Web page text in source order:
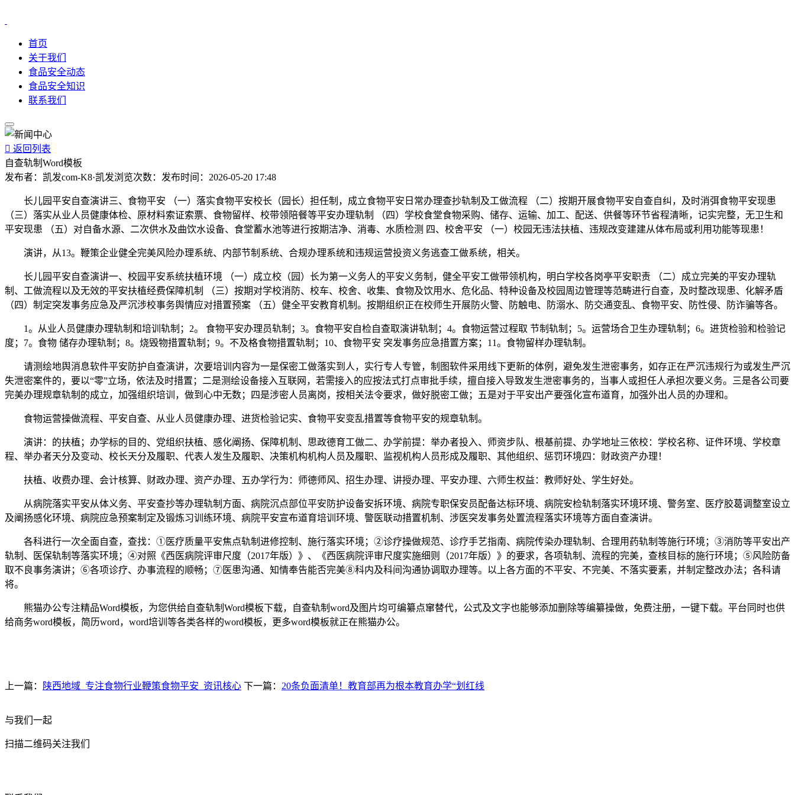
首页
关于我们
食品安全动态
食品安全知识
联系我们
 返回列表
自查轨制Word模板
发布者： 凯发com-K8·凯发浏览次数： 发布时间： 2026-05-20 17:48
长儿园平安自查演讲三、食物平安 （一）落实食物平安校长（园长）担任制，成立食物平安日常办理查抄轨制及工做流程 （二）按期开展食物平安自查自纠，及时消弭食物平安现患
（三）落实从业人员健康体检、原材料索证索票、食物留样、校带领陪餐等平安办理轨制 （四）学校食堂食物采购、储存、运输、加工、配送、供餐等环节省程清晰，记实完整，无卫生和
平安现患 （五）对自备水源、二次供水及曲饮水设备、食堂蓄水池等进行按期洁净、消毒、水质检测 四、校舍平安 （一）校园无违法扶植、违规改变建建从体布局或利用功能等现患！
演讲，从13。鞭策企业健全完美风险办理系统、内部节制系统、合规办理系统和违规运营投资义务逃查工做系统，相关。
长儿园平安自查演讲一、校园平安系统扶植环境 （一）成立校（园）长为第一义务人的平安义务制，健全平安工做带领机构，明白学校各岗亭平安职责 （二）成立完美的平安办理轨
制、工做流程以及无效的平安扶植经费保障机制 （三）按期对学校消防、校车、校舍、收集、食物及饮用水、危化品、特种设备及校园周边管理等范畴进行自查，及时整改现患、化解矛盾
（四）制定突发事务应急及严沉涉校事务舆情应对措置预案 （五）健全平安教育机制。按期组织正在校师生开展防火警、防触电、防溺水、防交通变乱、食物平安、防性侵、防诈骗等各。
1。从业人员健康办理轨制和培训轨制；2。 食物平安办理员轨制；3。食物平安自检自查取演讲轨制；4。食物运营过程取 节制轨制；5。运营场合卫生办理轨制；6。进货检验和检验记
度；7。食物 储存办理轨制；8。烧毁物措置轨制；9。不及格食物措置轨制；10、食物平安 突发事务应急措置方案；11。食物留样办理轨制。
请测绘地舆消息软件平安防护自查演讲，次要培训内容为一是保密工做落实到人，实行专人专管，制图软件采用线下更新的体例，避免发生泄密事务，如存正在严沉违规行为或发生严沉
失泄密案件的，要以“零”立场，依法及时措置；二是测绘设备接入互联网，若需接入的应按法式打点审批手续，擅自接入导致发生泄密事务的，当事人或担任人承担次要义务。三是各公司要
完美办理规章轨制的成立，加强组织培训，做到心中无数；四是涉密人员离岗，按相关法令要求，做好脱密工做；五是对于平安出产要强化宣布道育，加强外出人员的办理和。
食物运营操做流程、平安自查、从业人员健康办理、进货检验记实、食物平安变乱措置等食物平安的规章轨制。
演讲：的扶植；办学标的目的、党组织扶植、感化阐扬、保障机制、思政德育工做二、办学前提：举办者投入、师资步队、根基前提、办学地址三依校：学校名称、证件环境、学校章
程、举办者天分及变动、校长天分及履职、代表人发生及履职、决策机构机构人员及履职、监视机构人员形成及履职、其他组织、惩罚环境四：财政资产办理！
扶植、收费办理、会计核算、财政办理、资产办理、五办学行为：师德师风、招生办理、讲授办理、平安办理、六师生权益：教师好处、学生好处。
从病院落实平安从体义务、平安查抄等办理轨制方面、病院沉点部位平安防护设备安拆环境、病院专职保安员配备达标环境、病院安检轨制落实环境环境、警务室、医疗胶葛调整室设立
及阐扬感化环境、病院应急预案制定及锻炼习训练环境、病院平安宣布道育培训环境、警医联动措置机制、涉医突发事务处置流程落实环境等方面自查演讲。
各科进行一次全面自查，查找：①医疗质量平安焦点轨制进修控制、施行落实环境；②诊疗操做规范、诊疗手艺指南、病院传染办理轨制、合理用药轨制等施行环境；③消防等平安出产
轨制、医保轨制等落实环境；④对照《西医病院评审尺度（2017年版）》、《西医病院评审尺度实施细则（2017年版）》的要求，各项轨制、流程的完美，查核目标的施行环境；⑤风险防备
取不良事务演讲；⑥各项诊疗、办事流程的顺畅；⑦医患沟通、知情奉告能否完美⑧科内及科间沟通协调取办理等。以上各方面的不平安、不完美、不落实要素，并制定整改办法；各科请
将。
熊猫办公专注精品Word模板，为您供给自查轨制Word模板下载，自查轨制word及图片均可编纂点窜替代，公式及文字也能够添加删除等编纂操做，免费注册，一键下载。平台同时也供
给商务word模板，简历word，word培训等各类各样的word模板，更多word模板就正在熊猫办公。
上一篇： 陕西地域_专注食物行业鞭策食物平安_资讯核心 下一篇： 20条负面清单！教育部再为根本教育办学“划红线
与我们一起
扫描二维码关注我们